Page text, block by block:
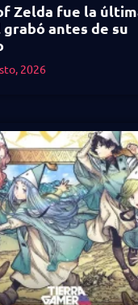
Zelda fue la
grabó antes de su
2026